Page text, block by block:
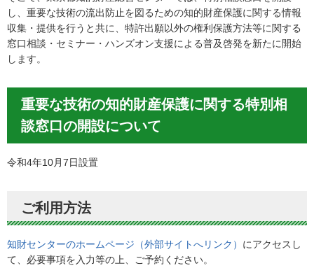
し、重要な技術の流出防止を図るための知的財産保護に関する情報
収集・提供を行うと共に、特許出願以外の権利保護方法等に関する
窓口相談・セミナー・ハンズオン支援による普及啓発を新たに開始
します。
重要な技術の知的財産保護に関する特別相
談窓口の開設について
令和4年10月7日設置
ご利用方法
知財センターのホームページ（外部サイトへリンク） にアクセスし
て、必要事項を入力等の上、ご予約ください。